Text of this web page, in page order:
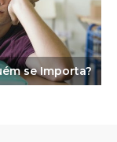
se Importa?